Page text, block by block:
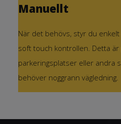
Manuellt
När det behövs, styr du
soft touch kontrollen. Detta
parkeringsplatser eller andra
behöver noggrann vägledning.